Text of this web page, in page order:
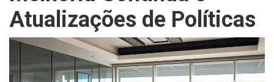
Atualizações de Políticas